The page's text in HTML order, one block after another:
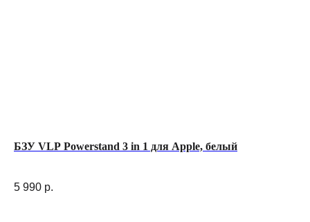
БЗУ VLP Powerstand 3 in 1 для Apple, белый
5 990 р.